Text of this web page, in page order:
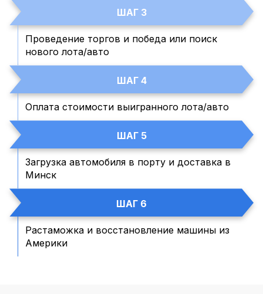
ШАГ 3
Проведение торгов и победа или поиск
нового лота/авто
ШАГ 4
Оплата стоимости выигранного лота/авто
ШАГ 5
Загрузка автомобиля в порту и доставка в
Минск
ШАГ 6
Растаможка и восстановление машины из
Америки